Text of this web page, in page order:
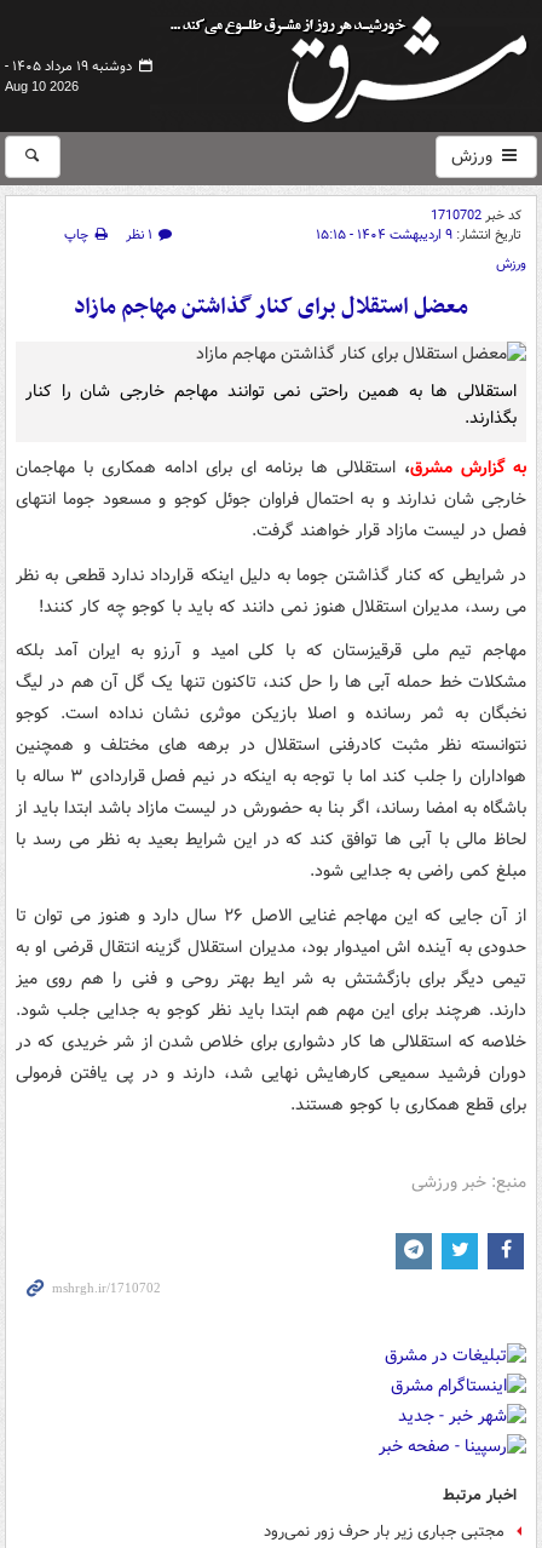
دوشنبه ۱۹ مرداد ۱۴۰۵ -
Aug 10 2026
ورزش
کد خبر1710702
تاریخ انتشار: ۹ اردیبهشت ۱۴۰۴ - ۱۵:۱۵ ۱ نظر
چاپ
ورزش
معضل استقلال برای کنار گذاشتن مهاجم مازاد
استقلالی ها به همین راحتی نمی توانند مهاجم خارجی شان را کنار
بگذارند.
به گزارش مشرق، استقلالی ها برنامه ای برای ادامه همکاری با مهاجمان
خارجی شان ندارند و به احتمال فراوان جوئل کوجو و مسعود جوما انتهای
فصل در لیست مازاد قرار خواهند گرفت.
در شرایطی که کنار گذاشتن جوما به دلیل اینکه قرارداد ندارد قطعی به نظر
می رسد، مدیران استقلال هنوز نمی دانند که باید با کوجو چه کار کنند!
مهاجم تیم ملی قرقیزستان که با کلی امید و آرزو به ایران آمد بلکه
مشکلات خط حمله آبی ها را حل کند، تاکنون تنها یک گل آن هم در لیگ
نخبگان به ثمر رسانده و اصلا بازیکن موثری نشان نداده است. کوجو
نتوانسته نظر مثبت کادرفنی استقلال در برهه های مختلف و همچنین
هواداران را جلب کند اما با توجه به اینکه در نیم فصل قراردادی ۳ ساله با
باشگاه به امضا رساند، اگر بنا به حضورش در لیست مازاد باشد ابتدا باید از
لحاظ مالی با آبی ها توافق کند که در این شرایط بعید به نظر می رسد با
مبلغ کمی راضی به جدایی شود.
از آن جایی که این مهاجم غنایی الاصل ۲۶ سال دارد و هنوز می توان تا
حدودی به آینده اش امیدوار بود، مدیران استقلال گزینه انتقال قرضی او به
تیمی دیگر برای بازگشتش به شر ایط بهتر روحی و فنی را هم روی میز
دارند. هرچند برای این مهم هم ابتدا باید نظر کوجو به جدایی جلب شود.
خلاصه که استقلالی ها کار دشواری برای خلاص شدن از شر خریدی که در
دوران فرشید سمیعی کارهایش نهایی شد، دارند و در پی یافتن فرمولی
برای قطع همکاری با کوجو هستند.
منبع: خبر ورزشی
اخبار مرتبط
مجتبی جباری زیر بار حرف زور نمی‌رود